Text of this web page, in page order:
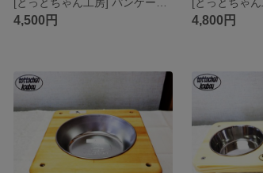
4,500円 4,800円